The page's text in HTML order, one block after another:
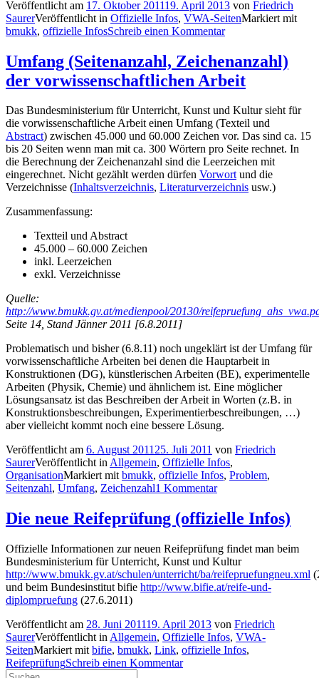
Veröffentlicht am 17. Oktober 201119. April 2013 von Friedrich
SaurerVeröffentlicht in Offizielle Infos, VWA-SeitenMarkiert mit
bmukk, offizielle InfosSchreib einen Kommentar
Umfang (Seitenanzahl, Zeichenanzahl)
der vorwissenschaftlichen Arbeit
Das Bundesministerium für Unterricht, Kunst und Kultur sieht für
die vorwissenschaftliche Arbeit einen Umfang (Texteil und
Abstract) zwischen 45.000 und 60.000 Zeichen vor. Das sind ca. 15
bis 20 Seiten wenn man mit ca. 300 Wörtern pro Seite rechnet. In
die Berechnung der Zeichenanzahl sind die Leerzeichen mit
eingerechnet. Nicht gezählt werden dürfen Vorwortund die
Verzeichnisse (Inhaltsverzeichnis, Literaturverzeichnis usw.)
Zusammenfassung:
Textteil und Abstract
45.000 – 60.000 Zeichen
inkl. Leerzeichen
exkl. Verzeichnisse
Quelle:
http://www.bmukk.gv.at/medienpool/20130/
Seite 14, Stand Jänner 2011 [6.8.2011]
Problematisch und bisher (6.8.11) noch ungeklärt ist der Umfang für
vorwissenschaftliche Arbeiten bei denen die Hauptarbeit in
Konstruktionen (DG), künstlerischen Arbeiten (BE), experimentelle
Arbeiten (Physik, Chemie) und ähnlichem ist. Eine möglicher
Lösungsansatz ist das Beschreiben der Arbeit in Worten (z.B. in
Konstruktionsbeschreibungen, Experimentierbeschreibungen, …)
aber vielleicht kommt noch eine bessere Lösung.
Veröffentlicht am 6. August 201125. Juli 2011 von Friedrich
SaurerVeröffentlicht inAllgemein, Offizielle Infos,
OrganisationMarkiert mitbmukk, offizielle Infos, Problem,
Seitenzahl, Umfang, Zeichenzahl1 Kommentar
Die neue Reifeprüfung (offizielle Infos)
Offizielle Informationen zur neuen Reifeprüfung findet man beim
Bundesministerium für Unterricht, Kunst und Kultur
http://www.bmukk.gv.at/schulen/unterricht/ba/reifepruefungneu.xml
und beim Bundesinstitut bifie http://www.bifie.at/reife-und-
diplompruefung (27.6.2011)
Veröffentlicht am 28. Juni 201119. April 2013 von Friedrich
SaurerVeröffentlicht in Allgemein, Offizielle Infos, VWA-
SeitenMarkiert mit bifie, bmukk, Link, offizielle Infos,
ReifeprüfungSchreib einen Kommentar
Suchen